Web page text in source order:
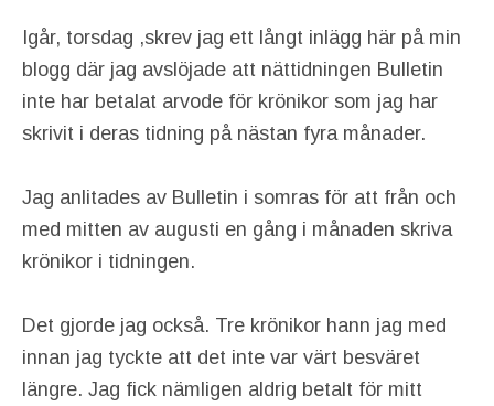
Igår, torsdag ,skrev jag ett långt inlägg här på min
blogg där jag avslöjade att nättidningen Bulletin
inte har betalat arvode för krönikor som jag har
skrivit i deras tidning på nästan fyra månader.
Jag anlitades av Bulletin i somras för att från och
med mitten av augusti en gång i månaden skriva
krönikor i tidningen.
Det gjorde jag också. Tre krönikor hann jag med
innan jag tyckte att det inte var värt besväret
längre. Jag fick nämligen aldrig betalt för mitt